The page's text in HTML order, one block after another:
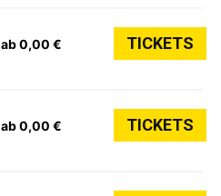
ab 0,00 € TICKETS
ab 0,00 € TICKETS